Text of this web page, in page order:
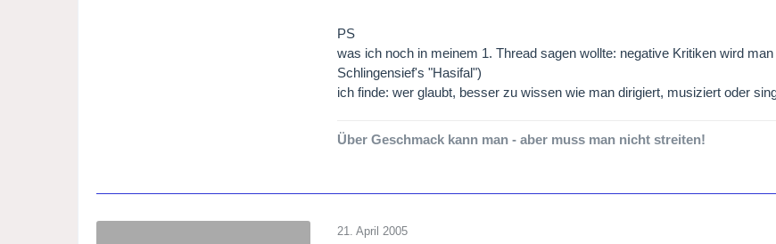
PS
was ich noch in meinem 1. Thread sagen wollte: negative Kritiken wird
Schlingensief's "Hasifal")
ich finde: wer glaubt, besser zu wissen wie man dirigiert, musiziert oder
Über Geschmack kann man - aber muss man nicht streiten!
21. April 2005